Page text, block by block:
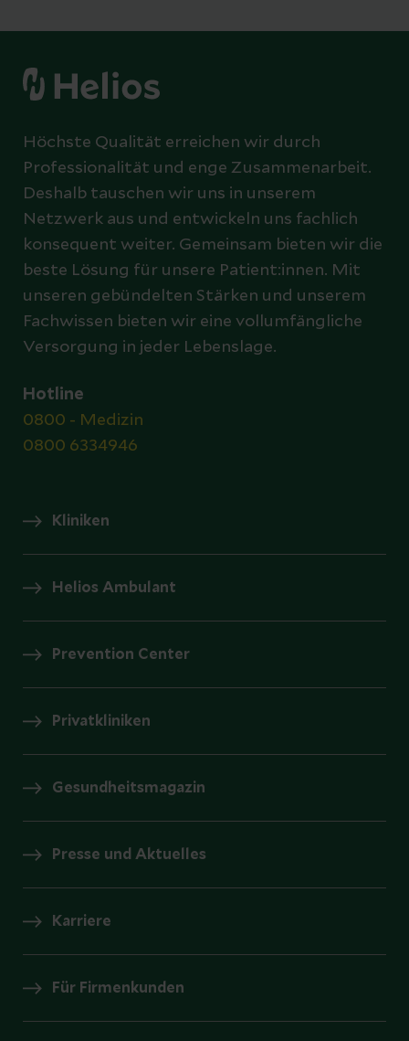
Höchste Qualität erreichen wir durch
Professionalität und enge Zusammenarbeit.
Deshalb tauschen wir uns in unserem
Netzwerk aus und entwickeln uns fachlich
konsequent weiter. Gemeinsam bieten wir die
beste Lösung für unsere Patient:innen. Mit
unseren gebündelten Stärken und unserem
Fachwissen bieten wir eine vollumfängliche
Versorgung in jeder Lebenslage.
Hotline
0800 - Medizin
0800 6334946
Kliniken
Helios Ambulant
Prevention Center
Privatkliniken
Gesundheitsmagazin
Presse und Aktuelles
Karriere
Für Firmenkunden